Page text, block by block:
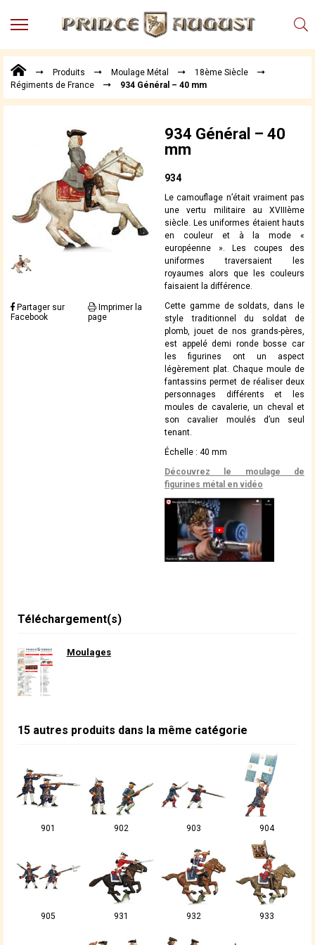
MENU
Points
de
Vente
Actualités
Téléchargements
Techniques,
trucs et
astuces
Vidéos
Produits Moulage Métal
18ème Siècle
Régiments de France
934 Général – 40 mm
Partager sur
Facebook
Imprimer la
page
934 Général – 40
mm
934
Le camouflage n’était vraiment pas
une vertu militaire au XVIIIème
siècle. Les uniformes étaient hauts
en couleur et à la mode «
européenne ». Les coupes des
uniformes traversaient les
royaumes alors que les couleurs
faisaient la différence.
Cette gamme de soldats, dans le
style traditionnel du soldat de
plomb, jouet de nos grands-pères,
est appelé demi ronde bosse car
les figurines ont un aspect
légèrement plat. Chaque moule de
fantassins permet de réaliser deux
personnages différents et les
moules de cavalerie, un cheval et
son cavalier moulés d’un seul
tenant.
Échelle : 40 mm
Découvrez le moulage de
figurines métal en vidéo
Téléchargement(s)
Moulages
15 autres produits dans la même catégorie
901 902 903 904
905 931 932 933